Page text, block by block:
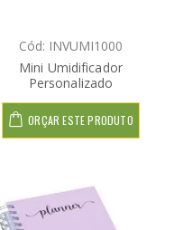
Cód: INVUMI1000
Mini Umidificador
Personalizado
ORÇAR ESTE PRODUTO